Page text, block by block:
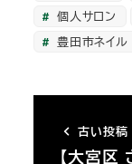
個人サロン
豊田市ネイル
古い投稿
【大宮区